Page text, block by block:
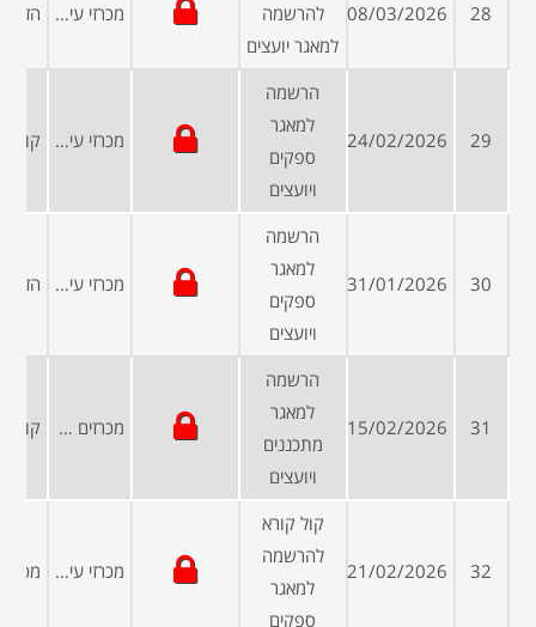
28
08/03/2026
להרשמה
למאגר יועצים
מכרזי עיריות ומועצות
29
24/02/2026
הרשמה
למאגר
ספקים
ויועצים
מכרזי עיריות ומועצות
30
31/01/2026
הרשמה
למאגר
ספקים
ויועצים
מכרזי עיריות ומועצות
31
15/02/2026
הרשמה
למאגר
מתכננים
ויועצים
מכרזים פומביים
32
21/02/2026
קול קורא
להרשמה
למאגר
ספקים
מכרזי עיריות ומועצות